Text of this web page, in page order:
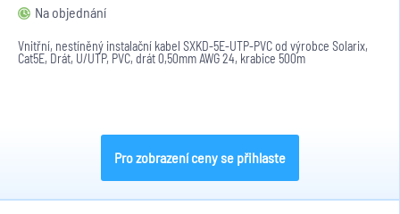
Na objednání
Vnitřní, nestíněný instalační kabel SXKD-5E-UTP-PVC od výrobce Solarix,
Cat5E, Drát, U/UTP, PVC, drát 0,50mm AWG 24, krabice 500m
Pro zobrazení ceny se přihlaste